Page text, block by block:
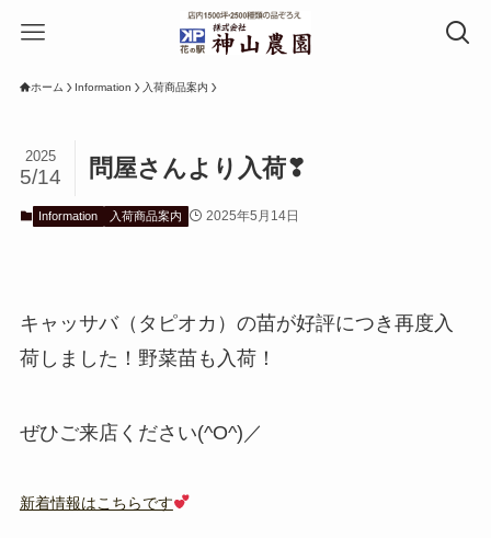
ホーム Information 入荷商品案内
問屋さんより入荷❣
2025
5/14
Information 入荷商品案内 2025年5月14日
キャッサバ（タピオカ）の苗が好評につき再度入
荷しました！野菜苗も入荷！
ぜひご来店ください(^O^)／
新着情報はこちらです